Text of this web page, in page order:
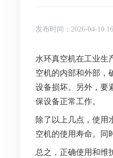
发布时间：2026-04-10
水环真空机在工业生
空机的内部和外部，
设备损坏。另外，要
保设备正常工作。
除了以上几点，使用
空机的使用寿命。同
总之，正确使用和维